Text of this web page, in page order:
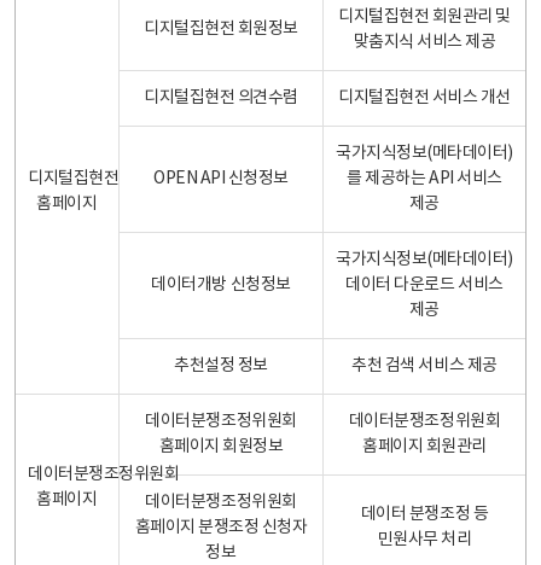
디지털집현전
홈페이지
디지털집현전 회원정보
디지털집현전 회원관리 및
맞춤지식 서비스 제공
디지털집현전 의견수렴 디지털집현전 서비스 개선
OPEN API 신청정보
국가지식정보(메타데이터)
를 제공하는 API 서비스
제공
데이터개방 신청정보
국가지식정보(메타데이터)
데이터 다운로드 서비스
제공
추천설정 정보 추천 검색 서비스 제공
데이터분쟁조정위원회
홈페이지
데이터분쟁조정위원회
홈페이지 회원정보
데이터분쟁조정위원회
홈페이지 회원관리
데이터분쟁조정위원회
홈페이지 분쟁조정 신청자
정보
데이터 분쟁조정 등
민원사무 처리